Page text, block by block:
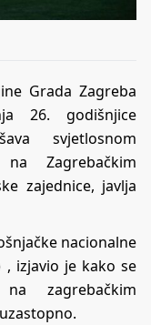
Grada Zagreba
26. godišnjice
svjetlosnom
Zagrebačkim
zajednice, javlja
nacionalne
, izjavio je kako se
zagrebačkim